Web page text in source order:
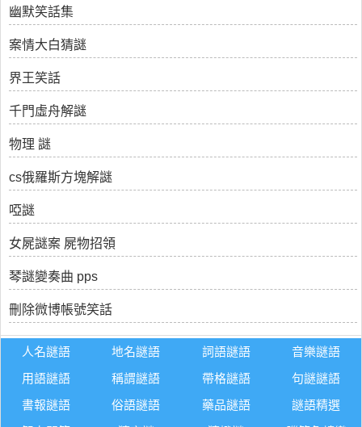
幽默笑話集
案情大白猜謎
界王笑話
千門虛舟解謎
物理 謎
cs俄羅斯方塊解謎
啞謎
女屍謎案 屍物招領
琴謎變奏曲 pps
刪除微博帳號笑話
人名謎語 地名謎語 詞語謎語
音樂謎語
用語謎語
稱謂謎語 帶格謎語
句謎謎語
書報謎語
俗語謎語 藥品謎語
謎語精選